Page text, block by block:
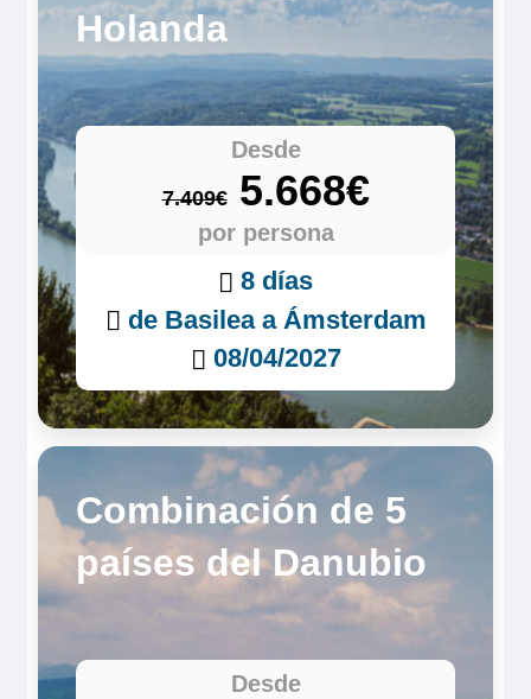
Holanda
Desde
7.409€5.668€
por persona
8 días
de Basilea a Ámsterdam
08/04/2027
Combinación de 5
países del Danubio
Desde